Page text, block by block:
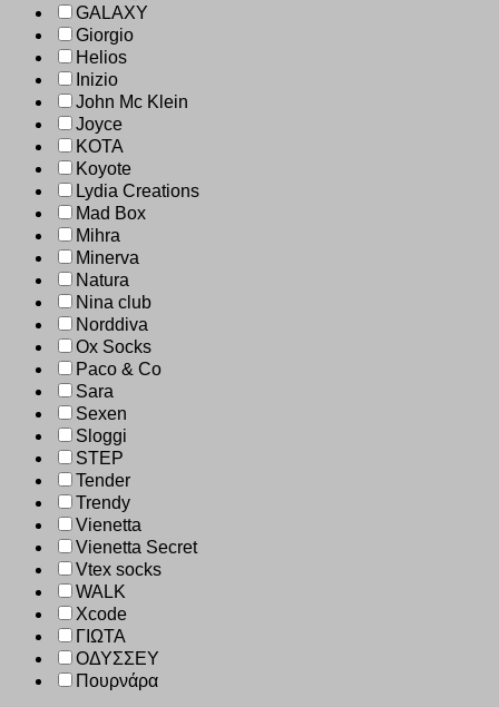
GALAXY
Giorgio
Helios
Inizio
John Mc Klein
Joyce
KOTA
Koyote
Lydia Creations
Mad Box
Mihra
Minerva
Natura
Nina club
Norddiva
Ox Socks
Paco & Co
Sara
Sexen
Sloggi
STEP
Tender
Trendy
Vienetta
Vienetta Secret
Vtex socks
WALK
Xcode
ΓΙΩΤΑ
ΟΔΥΣΣΕΥ
Πουρνάρα